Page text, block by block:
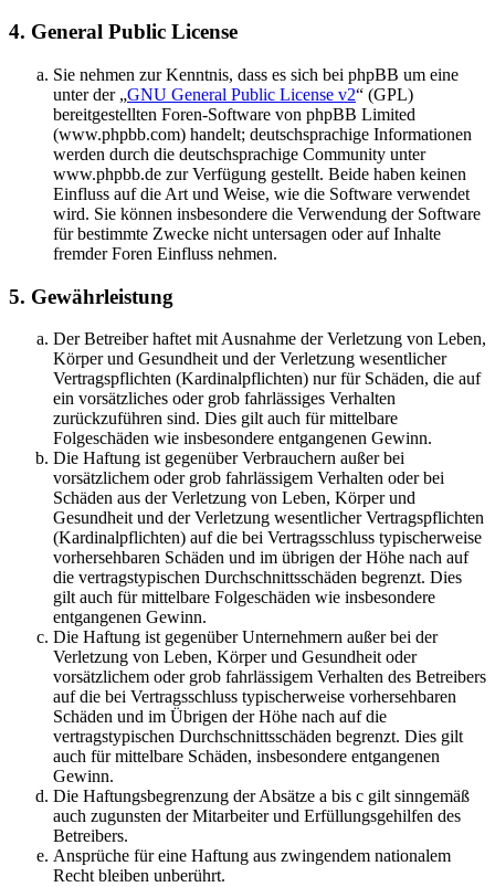
4. General Public License
Sie nehmen zur Kenntnis, dass es sich bei phpBB um eine
unter der „GNU General Public License v2“ (GPL)
bereitgestellten Foren-Software von phpBB Limited
(www.phpbb.com) handelt; deutschsprachige Informationen
werden durch die deutschsprachige Community unter
www.phpbb.de zur Verfügung gestellt. Beide haben keinen
Einfluss auf die Art und Weise, wie die Software verwendet
wird. Sie können insbesondere die Verwendung der Software
für bestimmte Zwecke nicht untersagen oder auf Inhalte
fremder Foren Einfluss nehmen.
5. Gewährleistung
Der Betreiber haftet mit Ausnahme der Verletzung von Leben,
Körper und Gesundheit und der Verletzung wesentlicher
Vertragspflichten (Kardinalpflichten) nur für Schäden, die auf
ein vorsätzliches oder grob fahrlässiges Verhalten
zurückzuführen sind. Dies gilt auch für mittelbare
Folgeschäden wie insbesondere entgangenen Gewinn.
Die Haftung ist gegenüber Verbrauchern außer bei
vorsätzlichem oder grob fahrlässigem Verhalten oder bei
Schäden aus der Verletzung von Leben, Körper und
Gesundheit und der Verletzung wesentlicher Vertragspflichten
(Kardinalpflichten) auf die bei Vertragsschluss typischerweise
vorhersehbaren Schäden und im übrigen der Höhe nach auf
die vertragstypischen Durchschnittsschäden begrenzt. Dies
gilt auch für mittelbare Folgeschäden wie insbesondere
entgangenen Gewinn.
Die Haftung ist gegenüber Unternehmern außer bei der
Verletzung von Leben, Körper und Gesundheit oder
vorsätzlichem oder grob fahrlässigem Verhalten des Betreibers
auf die bei Vertragsschluss typischerweise vorhersehbaren
Schäden und im Übrigen der Höhe nach auf die
vertragstypischen Durchschnittsschäden begrenzt. Dies gilt
auch für mittelbare Schäden, insbesondere entgangenen
Gewinn.
Die Haftungsbegrenzung der Absätze a bis c gilt sinngemäß
auch zugunsten der Mitarbeiter und Erfüllungsgehilfen des
Betreibers.
Ansprüche für eine Haftung aus zwingendem nationalem
Recht bleiben unberührt.